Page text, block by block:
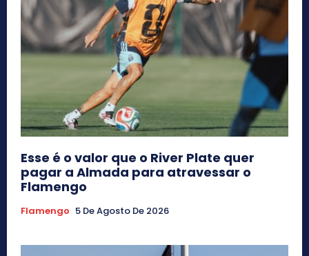
Esse é o valor que o River Plate quer
pagar a Almada para atravessar o
Flamengo
Flamengo 5 De Agosto De 2026